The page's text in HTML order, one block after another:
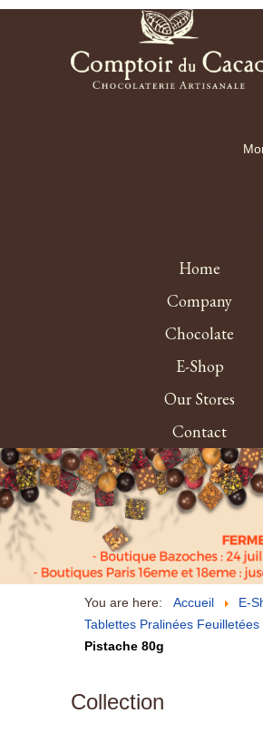
Home
Company
Chocolate
E-Shop
Our Stores
Contact
You are here: Accueil
E-
Tablettes Pralinées Feuilletées
Pistache 80g
Collection